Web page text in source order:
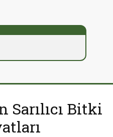
Sarılıcı Bitki